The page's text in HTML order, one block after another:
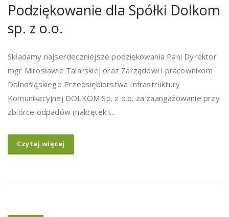
Podziękowanie dla Spółki Dolkom
sp. z o.o.
Składamy najserdeczniejsze podziękowania Pani Dyrektor
mgr Mirosławie Talarskiej oraz Zarządowi i pracownikom
Dolnośląskiego Przedsiębiorstwa Infrastruktury
Komunikacyjnej DOLKOM Sp. z o.o. za zaangażowanie przy
zbiórce odpadów (nakrętek i...
Czytaj więcej